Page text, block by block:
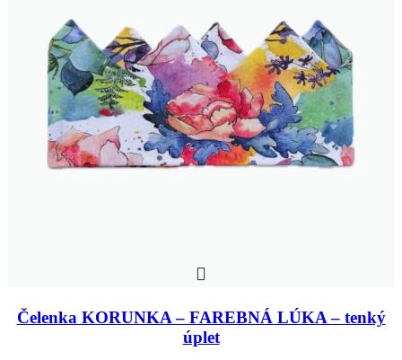
Čelenka KORUNKA – FAREBNÁ LÚKA – tenký
úplet